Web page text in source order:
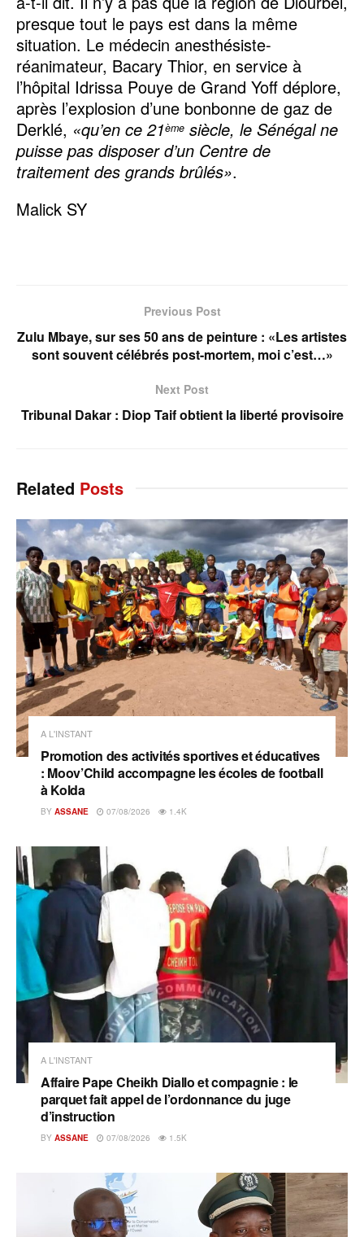
presque tout le pays est dans la même
situation. Le médecin anesthésiste-
réanimateur, Bacary Thior, en service à
l’hôpital Idrissa Pouye de Grand Yoff déplore,
après l’explosion d’une bonbonne de gaz de
Derklé, «qu’en ce 21ème siècle, le Sénégal ne
puisse pas disposer d’un Centre de
traitement des grands brûlés».
Malick SY
Previous Post
Zulu Mbaye, sur ses 50 ans de peinture : «Les artistes
sont souvent célébrés post-mortem, moi c’est…»
Next Post
Tribunal Dakar : Diop Taif obtient la liberté provisoire
Related Posts
A L'INSTANT
Promotion des activités sportives et éducatives
: Moov’Child accompagne les écoles de football
à Kolda
BY ASSANE 07/08/2026 1.4K
A L'INSTANT
Affaire Pape Cheikh Diallo et compagnie : le
parquet fait appel de l’ordonnance du juge
d’instruction
BY ASSANE 07/08/2026 1.5K